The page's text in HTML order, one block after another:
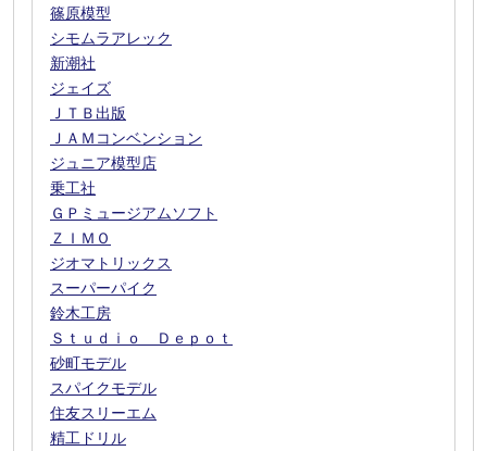
篠原模型
シモムラアレック
新潮社
ジェイズ
ＪＴＢ出版
ＪＡＭコンベンション
ジュニア模型店
乗工社
ＧＰミュージアムソフト
ＺＩＭＯ
ジオマトリックス
スーパーパイク
鈴木工房
Ｓｔｕｄｉｏ Ｄｅｐｏｔ
砂町モデル
スパイクモデル
住友スリーエム
精工ドリル